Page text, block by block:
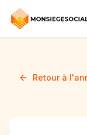
Retour à